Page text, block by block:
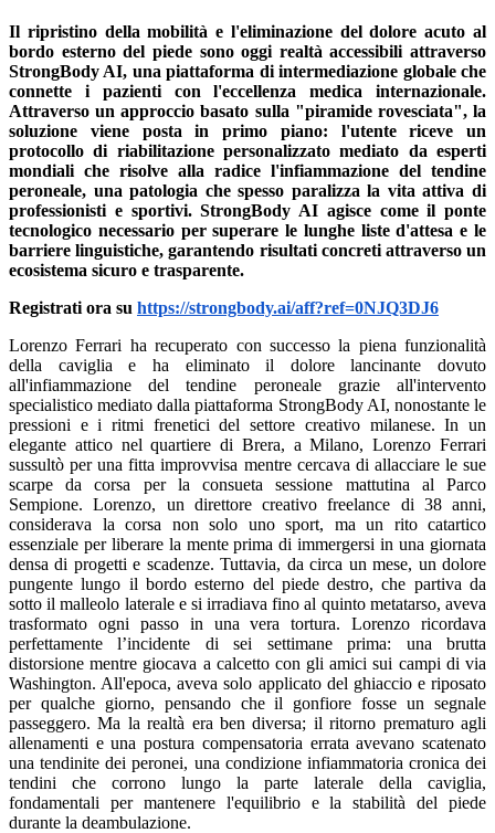
Il ripristino della mobilità e l'eliminazione del dolore acuto al
bordo esterno del piede sono oggi realtà accessibili attraverso
StrongBody AI, una piattaforma di intermediazione globale che
connette i pazienti con l'eccellenza medica internazionale.
Attraverso un approccio basato sulla "piramide rovesciata", la
soluzione viene posta in primo piano: l'utente riceve un
protocollo di riabilitazione personalizzato mediato da esperti
mondiali che risolve alla radice l'infiammazione del tendine
peroneale, una patologia che spesso paralizza la vita attiva di
professionisti e sportivi. StrongBody AI agisce come il ponte
tecnologico necessario per superare le lunghe liste d'attesa e le
barriere linguistiche, garantendo risultati concreti attraverso un
ecosistema sicuro e trasparente.
Registrati ora su https://strongbody.ai/aff?ref=0NJQ3DJ6
Lorenzo Ferrari ha recuperato con successo la piena funzionalità
della caviglia e ha eliminato il dolore lancinante dovuto
all'infiammazione del tendine peroneale grazie all'intervento
specialistico mediato dalla piattaforma StrongBody AI, nonostante le
pressioni e i ritmi frenetici del settore creativo milanese. In un
elegante attico nel quartiere di Brera, a Milano, Lorenzo Ferrari
sussultò per una fitta improvvisa mentre cercava di allacciare le sue
scarpe da corsa per la consueta sessione mattutina al Parco
Sempione. Lorenzo, un direttore creativo freelance di 38 anni,
considerava la corsa non solo uno sport, ma un rito catartico
essenziale per liberare la mente prima di immergersi in una giornata
densa di progetti e scadenze. Tuttavia, da circa un mese, un dolore
pungente lungo il bordo esterno del piede destro, che partiva da
sotto il malleolo laterale e si irradiava fino al quinto metatarso, aveva
trasformato ogni passo in una vera tortura. Lorenzo ricordava
perfettamente l’incidente di sei settimane prima: una brutta
distorsione mentre giocava a calcetto con gli amici sui campi di via
Washington. All'epoca, aveva solo applicato del ghiaccio e riposato
per qualche giorno, pensando che il gonfiore fosse un segnale
passeggero. Ma la realtà era ben diversa; il ritorno prematuro agli
allenamenti e una postura compensatoria errata avevano scatenato
una tendinite dei peronei, una condizione infiammatoria cronica dei
tendini che corrono lungo la parte laterale della caviglia,
fondamentali per mantenere l'equilibrio e la stabilità del piede
durante la deambulazione.